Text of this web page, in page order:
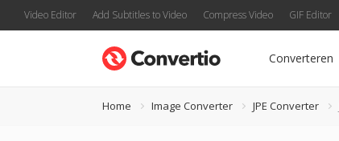
Video Editor Add Subtitles to Video Compress Video GIF Editor
Converteren
Home Image Converter JPE Converter